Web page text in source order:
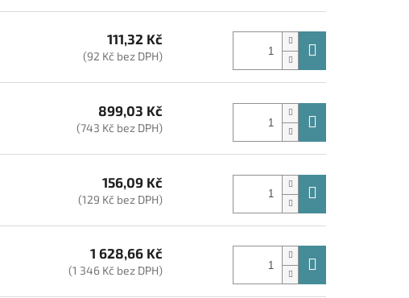
111,32 Kč
(92 Kč bez DPH)
899,03 Kč
(743 Kč bez DPH)
156,09 Kč
(129 Kč bez DPH)
1 628,66 Kč
(1 346 Kč bez DPH)